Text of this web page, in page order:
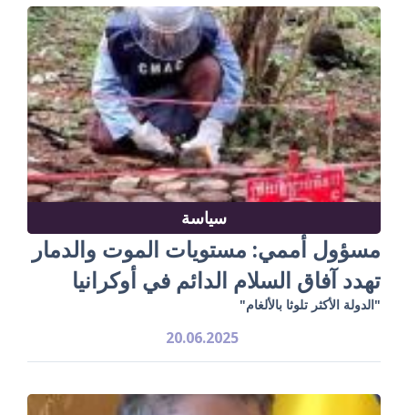
سياسة
مسؤول أممي: مستويات الموت والدمار
تهدد آفاق السلام الدائم في أوكرانيا
"الدولة الأكثر تلوثا بالألغام"
20.06.2025